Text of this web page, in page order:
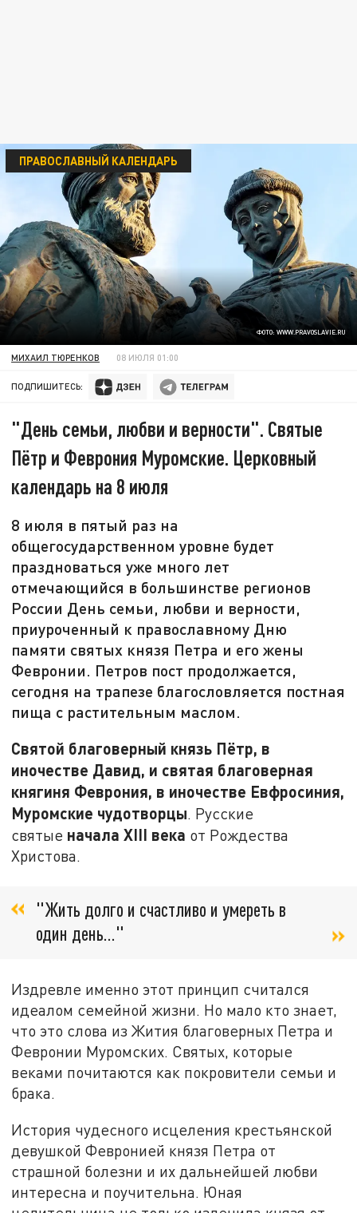
ФОТО: WWW.PRAVOSLAVIE.RU
ПРАВОСЛАВНЫЙ КАЛЕНДАРЬ
МИХАИЛ ТЮРЕНКОВ 08 ИЮЛЯ 01:00
ПОДПИШИТЕСЬ:
"День семьи, любви и верности". Святые
Пётр и Феврония Муромские. Церковный
календарь на 8 июля
8 июля в пятый раз на
общегосударственном уровне будет
праздноваться уже много лет
отмечающийся в большинстве регионов
России День семьи, любви и верности,
приуроченный к православному Дню
памяти святых князя Петра и его жены
Февронии. Петров пост продолжается,
сегодня на трапезе благословляется постная
пища с растительным маслом.
Святой благоверный князь Пётр, в
иночестве Давид, и святая благоверная
княгиня Феврония, в иночестве Евфросиния,
Муромские чудотворцы. Русские
святые началаXIII века от Рождества
Христова.
"Жить долго и счастливо и умереть в
один день..."
Издревле именно этот принцип считался
идеалом семейной жизни. Но мало кто знает,
что это слова из Жития благоверных Петра и
Февронии Муромских. Святых, которые
веками почитаются как покровители семьи и
брака.
История чудесного исцеления крестьянской
девушкой Февронией князя Петра от
страшной болезни и их дальнейшей любви
интересна и поучительна. Юная